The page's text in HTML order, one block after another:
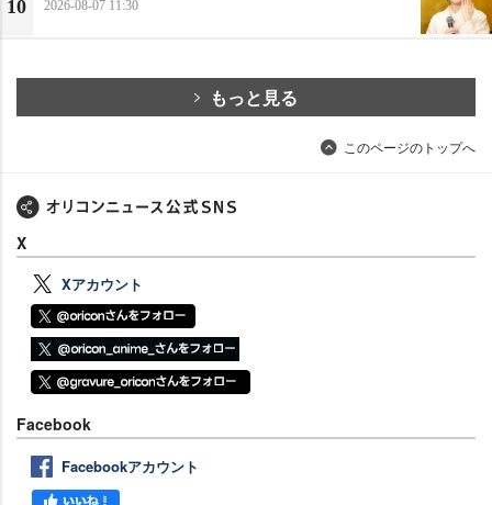
10 2026-08-07 11:30
もっと見る
このページのトップへ
X
Xアカウント
Facebook
Facebookアカウント